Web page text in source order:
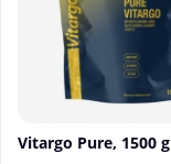
Vitargo Pure, 1500 g